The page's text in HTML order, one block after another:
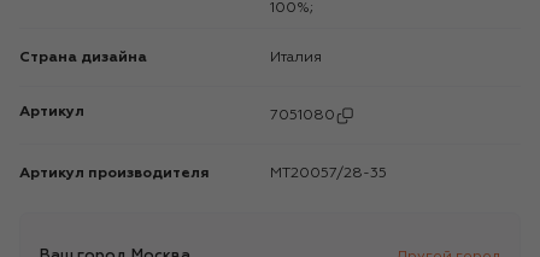
100%;
Страна дизайна Италия
Артикул 7051080
Артикул производителя MT20057/28-35